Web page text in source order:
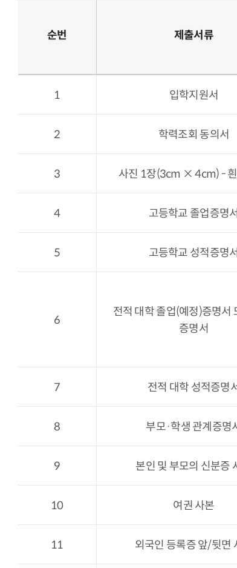
순번 제출서류
1 입학지원서
2 학력조회 동의서
3 사진 1장(3cm × 4cm) -
4 고등학교 졸업증명서
5 고등학교 성적증명서
6
전적 대학 졸업(예정)증명서
증명서
7 전적 대학 성적증명
8 부모·학생 관계증명
9 본인 및 부모의 신분증
10 여권 사본
11 외국인 등록증 앞/뒷면